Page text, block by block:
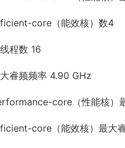
core（能效核）数4
程数 16
睿频频率 4.90 GHz
core（性能核）
core（能效核）最大